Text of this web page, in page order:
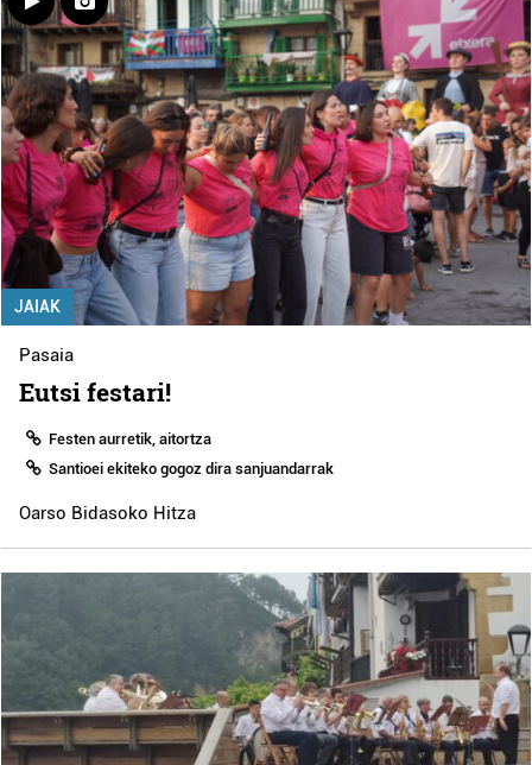
JAIAK
Pasaia
Eutsi festari!
Festen aurretik, aitortza
Santioei ekiteko gogoz dira sanjuandarrak
Oarso Bidasoko Hitza